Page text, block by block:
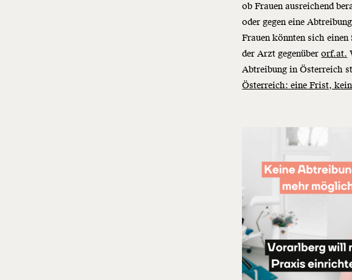
ob Frauen ausreichend
oder gegen eine
Frauen könnten sich
der Arzt gegenüberorf.at.
Abtreibung in Österreich
Österreich: eine Frist,